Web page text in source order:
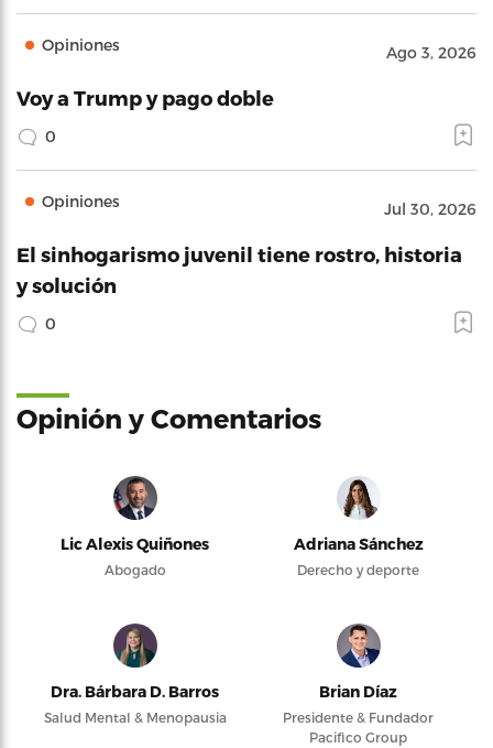
Opiniones Ago 3, 2026
Voy a Trump y pago doble
0
Opiniones Jul 30, 2026
El sinhogarismo juvenil tiene rostro, historia
y solución
0
Opinión y Comentarios
Lic Alexis Quiñones
Abogado
Adriana Sánchez
Derecho y deporte
Dra. Bárbara D. Barros
Salud Mental & Menopausia
Brian Díaz
Presidente & Fundador
Pacifico Group